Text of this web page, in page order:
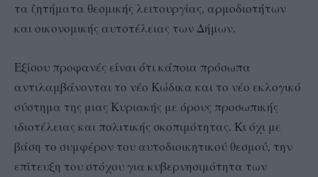
τα ζητήματα θεσμικής λειτουργίας, αρμοδιοτήτων
και οικονομικής αυτοτέλειας των Δήμων.
Εξίσου προφανές είναι ότι κάποια πρόσωπα
αντιλαμβάνονται το νέο Κώδικα και το νέο εκλογικό
σύστημα της μιας Κυριακής με όρους προσωπικής
ιδιοτέλειας και πολιτικής σκοπιμότητας. Κι όχι με
βάση το συμφέρον του αυτοδιοικητικού θεσμού, την
επίτευξη του στόχου για κυβερνησιμότητα των